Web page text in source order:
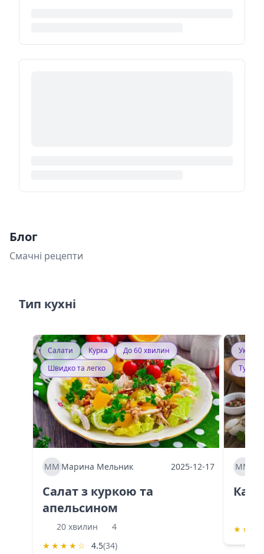
Блог
Смачні рецепти
Тип кухні
Салати Курка
До 60 хвилин
Швидко та легко
ММ Марина Мельник 2025-12-17
Салат з куркою та
апельсином
20 хвилин
4
★ ★ ★ ★ ☆ 4.5(34)
ММ
★ ★